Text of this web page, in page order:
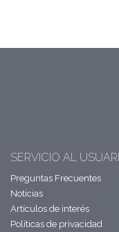
SERVICIO AL
Preguntas Frecuentes
Noticias
Artículos de interés
Políticas de privacidad